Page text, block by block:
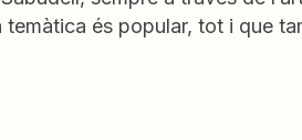
temàtica és popular, tot i que